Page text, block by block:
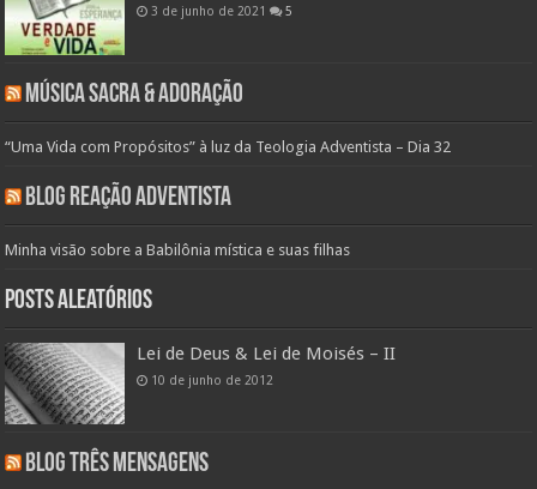
3 de junho de 2021 5
Música Sacra & Adoração
“Uma Vida com Propósitos” à luz da Teologia Adventista – Dia 32
Blog Reação Adventista
Minha visão sobre a Babilônia mística e suas filhas
Posts aleatórios
Lei de Deus & Lei de Moisés – II
10 de junho de 2012
Blog Três Mensagens